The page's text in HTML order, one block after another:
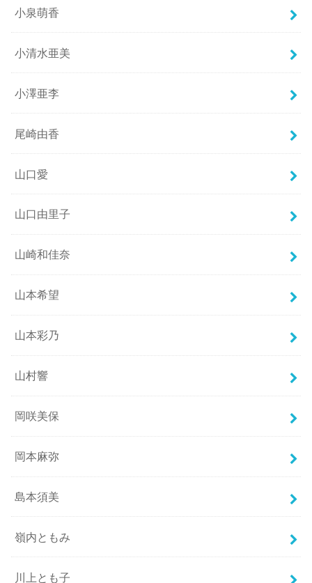
小泉萌香
小清水亜美
小澤亜李
尾崎由香
山口愛
山口由里子
山崎和佳奈
山本希望
山本彩乃
山村響
岡咲美保
岡本麻弥
島本須美
嶺内ともみ
川上とも子